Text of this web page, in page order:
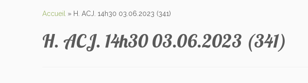
Accueil » H. ACJ. 14h30 03.06.2023 (341)
H. ACJ. 14h30 03.06.2023 (341)